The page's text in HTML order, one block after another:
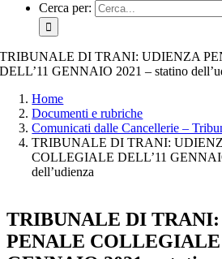
Cerca per:
TRIBUNALE DI TRANI: UDIENZA
DELL’11 GENNAIO 2021 – statino
Home
Documenti e rubriche
Comunicati dalle Cancellerie –
TRIBUNALE DI TRANI:
COLLEGIALE DELL’11
dell’udienza
TRIBUNALE DI
PENALE COLLEGIALE